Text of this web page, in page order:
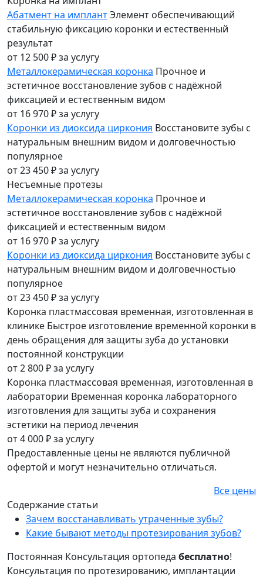
Абатмент на имплантЭлемент обеспечивающий
стабильную фиксацию коронки и естественный
результат
от 12 500 ₽за услугу
Металлокерамическая коронка Прочное и
эстетичное восстановление зубов с надёжной
фиксацией и естественным видом
от 16 970 ₽за услугу
Коронки из диоксида циркония Восстановите зубы с
натуральным внешним видом и долговечностью
популярное
от 23 450 ₽за услугу
Несъемные протезы
Металлокерамическая коронка Прочное и
эстетичное восстановление зубов с надёжной
фиксацией и естественным видом
от 16 970 ₽за услугу
Коронки из диоксида циркония Восстановите зубы с
натуральным внешним видом и долговечностью
популярное
от 23 450 ₽за услугу
Коронка пластмассовая временная, изготовленная в
клинике Быстрое изготовление временной коронки в
день обращения для защиты зуба до установки
постоянной конструкции
от 2 800 ₽за услугу
Коронка пластмассовая временная, изготовленная в
лаборатории Временная коронка лабораторного
изготовления для защиты зуба и сохранения
эстетики на период лечения
от 4 000 ₽за услугу
Предоставленные цены не являются публичной
офертой и могут незначительно отличаться.
Все цены
Содержание статьи
Зачем восстанавливать утраченные зубы?
Какие бывают методы протезирования зубов?
Постоянная Консультация ортопеда бесплатно!
Консультация по протезированию, имплантации